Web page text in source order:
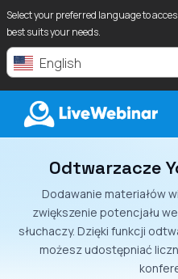
Select your preferred language to
best suits your needs.
English
LIVEWEBINAR.COM
Odtwarzacze
Dodawanie materiałów
zwiększenie potencjału
słuchaczy. Dzięki funkcji
możesz udostępniać